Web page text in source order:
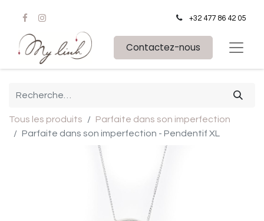
+32 477 86 42 05
Contactez-nous
Tous les produits
Parfaite dans son imperfection
Parfaite dans son imperfection - Pendentif XL